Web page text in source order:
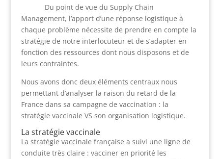
Du point de vue du Supply Chain
Management, l’apport d’une réponse logistique à
chaque problème nécessite de prendre en compte la
stratégie de notre interlocuteur et de s’adapter en
fonction des ressources dont nous disposons et de
leurs contraintes.
Nous avons donc deux éléments centraux nous
permettant d’analyser la raison du retard de la
France dans sa campagne de vaccination : la
stratégie vaccinale VS son organisation logistique.
La stratégie vaccinale
La stratégie vaccinale française a suivi une ligne de
conduite très claire : vacciner en priorité les